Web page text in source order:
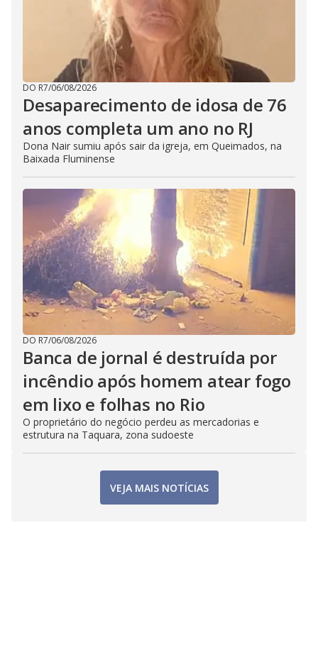
DO R7/06/08/2026
Desaparecimento de idosa de 76
anos completa um ano no RJ
Dona Nair sumiu após sair da igreja, em Queimados, na
Baixada Fluminense
DO R7/06/08/2026
Banca de jornal é destruída por
incêndio após homem atear fogo
em lixo e folhas no Rio
O proprietário do negócio perdeu as mercadorias e
estrutura na Taquara, zona sudoeste
VEJA MAIS NOTÍCIAS